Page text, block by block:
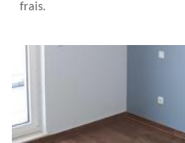
frais.